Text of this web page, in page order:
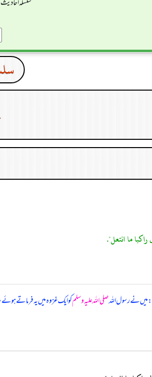
ما انتعل".
میں نے رسول اللہصلی اللہ علیہ وسلمکو ایک غزوہ میں یہ فرماتے